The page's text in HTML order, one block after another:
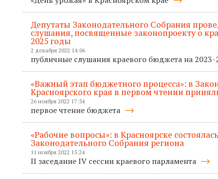
Депутаты Законодательного Собрания
слушания, посвященные законопроекту о
2025 годы
2 декабря 2022 14:06
публичные слушания краевого бюджета на
«Важный этап бюджетного процесса»: в
Красноярского края в первом чтении
26 ноября 2022 17:54
первое чтение бюджета
«Рабочие вопросы»: в Красноярске
Законодательного Собрания региона
11 ноября 2022 15:24
II заседание IV сессии краевого парламента